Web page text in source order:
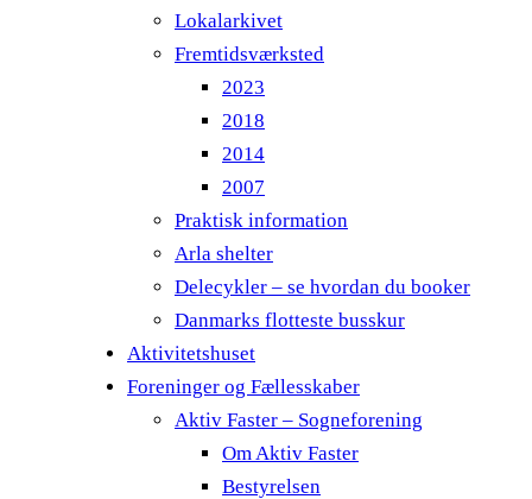
Lokalarkivet
Fremtidsværksted
2023
2018
2014
2007
Praktisk information
Arla shelter
Delecykler – se hvordan du booker
Danmarks flotteste busskur
Aktivitetshuset
Foreninger og Fællesskaber
Aktiv Faster – Sogneforening
Om Aktiv Faster
Bestyrelsen